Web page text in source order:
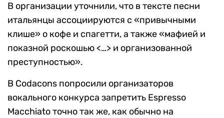
В организации уточнили, что в тексте песни
итальянцы ассоциируются с «привычными
клише» о кофе и спагетти, а также «мафией и
показной роскошью <…> и организованной
преступностью».
В Codacons попросили организаторов
вокального конкурса запретить Espresso
Macchiato точно так же, как обычно на